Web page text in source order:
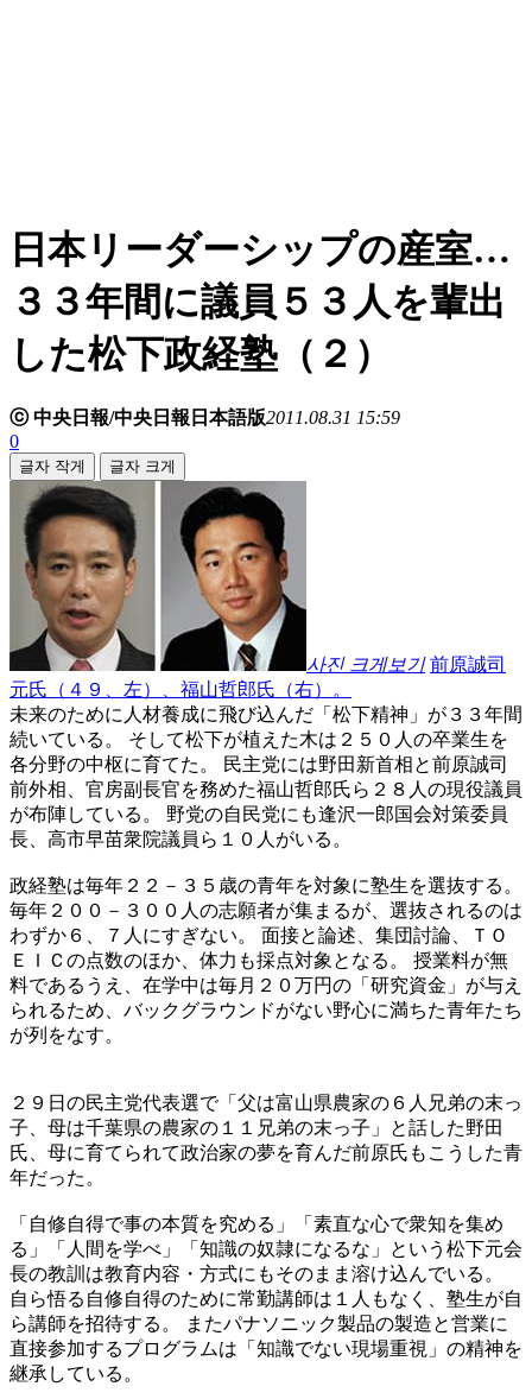
日本リーダーシップの産室…
３３年間に議員５３人を輩出
した松下政経塾（２）
ⓒ 中央日報/中央日報日本語版2011.08.31 15:59
0
글자 작게 글자 크게
사진 크게보기 前原誠司
元氏（４９、左）、福山哲郎氏（右）。
未来のために人材養成に飛び込んだ「松下精神」が３３年間
続いている。 そして松下が植えた木は２５０人の卒業生を
各分野の中枢に育てた。 民主党には野田新首相と前原誠司
前外相、官房副長官を務めた福山哲郎氏ら２８人の現役議員
が布陣している。 野党の自民党にも逢沢一郎国会対策委員
長、高市早苗衆院議員ら１０人がいる。
政経塾は毎年２２－３５歳の青年を対象に塾生を選抜する。
毎年２００－３００人の志願者が集まるが、選抜されるのは
わずか６、７人にすぎない。 面接と論述、集団討論、ＴＯ
ＥＩＣの点数のほか、体力も採点対象となる。 授業料が無
料であるうえ、在学中は毎月２０万円の「研究資金」が与え
られるため、バックグラウンドがない野心に満ちた青年たち
が列をなす。
２９日の民主党代表選で「父は富山県農家の６人兄弟の末っ
子、母は千葉県の農家の１１兄弟の末っ子」と話した野田
氏、母に育てられて政治家の夢を育んだ前原氏もこうした青
年だった。
「自修自得で事の本質を究める」「素直な心で衆知を集め
る」「人間を学べ」「知識の奴隷になるな」という松下元会
長の教訓は教育内容・方式にもそのまま溶け込んでいる。
自ら悟る自修自得のために常勤講師は１人もなく、塾生が自
ら講師を招待する。 またパナソニック製品の製造と営業に
直接参加するプログラムは「知識でない現場重視」の精神を
継承している。